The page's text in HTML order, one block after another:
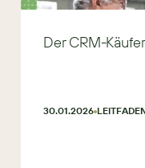
Der CRM-
30.01.2026